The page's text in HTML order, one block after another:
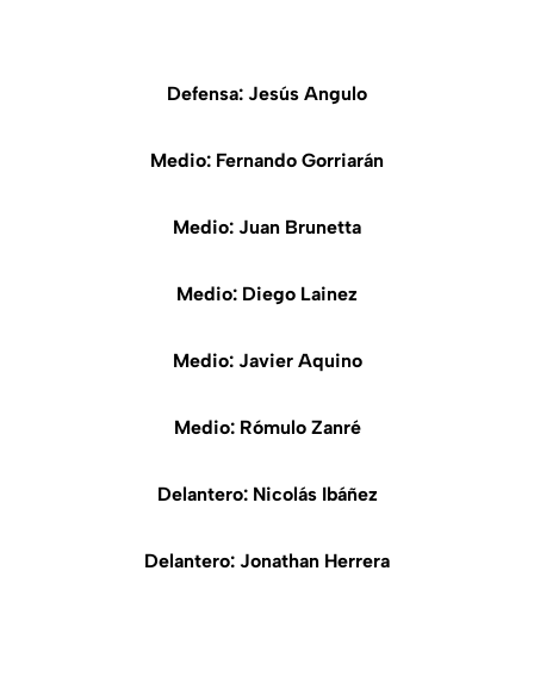
Defensa: Jesús Angulo
Medio: Fernando Gorriarán
Medio: Juan Brunetta
Medio: Diego Lainez
Medio: Javier Aquino
Medio: Rómulo Zanré
Delantero: Nicolás Ibáñez
Delantero: Jonathan Herrera